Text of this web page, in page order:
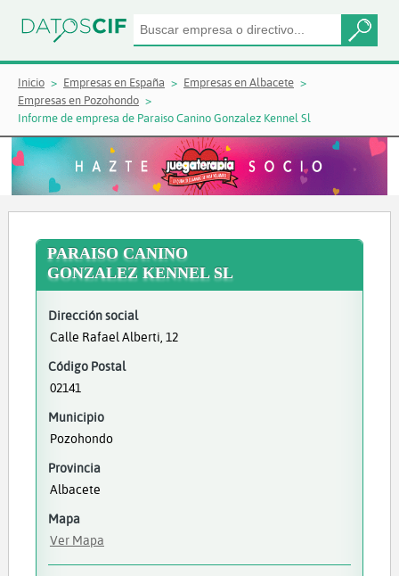
Inicio Empresas en España
Empresas en Albacete
Empresas en Pozohondo
Informe de empresa de Paraiso Canino Gonzalez Kennel Sl
PARAISO CANINO
GONZALEZ KENNEL SL
Dirección social
Calle Rafael Alberti, 12
Código Postal
02141
Municipio
Pozohondo
Provincia
Albacete
Mapa
Ver Mapa